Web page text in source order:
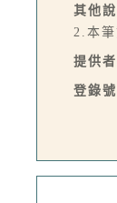
其他
2.本筆
提供
登錄